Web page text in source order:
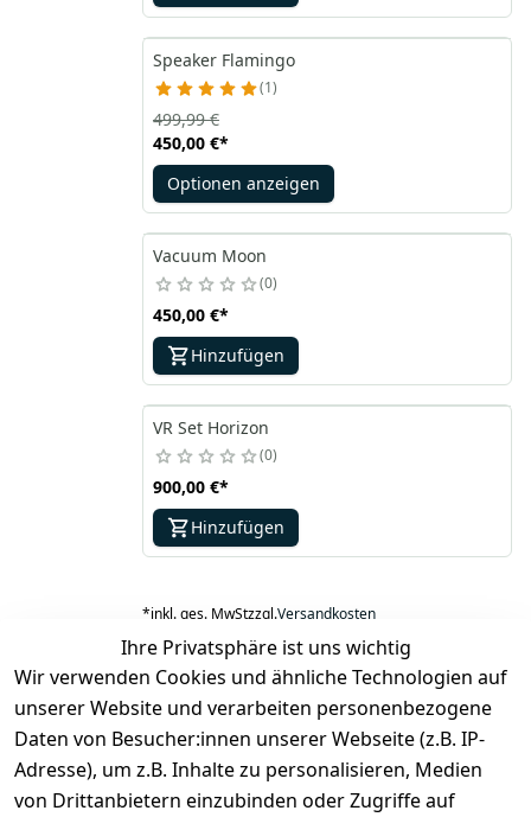
Speaker Flamingo
1
450,00 €*
499,99 €
Optionen anzeigen
Vacuum Moon
0
450,00 €*
Hinzufügen
VR Set Horizon
0
900,00 €*
Hinzufügen
*inkl. ges. MwStzzgl.Versandkosten
1
Ihre Privatsphäre ist uns wichtig
Wir verwenden Cookies und ähnliche Technologien auf
unserer Website und verarbeiten personenbezogene
Daten von Besucher:innen unserer Webseite (z.B. IP-
Adresse), um z.B. Inhalte zu personalisieren, Medien
von Drittanbietern einzubinden oder Zugriffe auf